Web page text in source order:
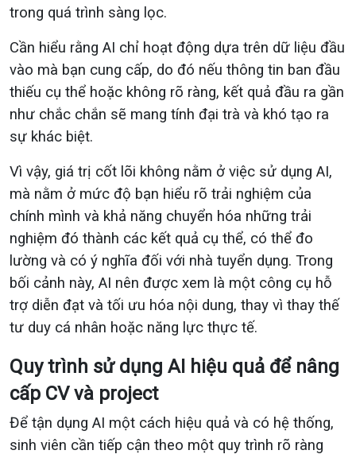
trong quá trình sàng lọc.
Cần hiểu rằng AI chỉ hoạt động dựa trên dữ liệu đầu
vào mà bạn cung cấp, do đó nếu thông tin ban đầu
thiếu cụ thể hoặc không rõ ràng, kết quả đầu ra gần
như chắc chắn sẽ mang tính đại trà và khó tạo ra
sự khác biệt.
Vì vậy, giá trị cốt lõi không nằm ở việc sử dụng AI,
mà nằm ở mức độ bạn hiểu rõ trải nghiệm của
chính mình và khả năng chuyển hóa những trải
nghiệm đó thành các kết quả cụ thể, có thể đo
lường và có ý nghĩa đối với nhà tuyển dụng. Trong
bối cảnh này, AI nên được xem là một công cụ hỗ
trợ diễn đạt và tối ưu hóa nội dung, thay vì thay thế
tư duy cá nhân hoặc năng lực thực tế.
Quy trình sử dụng AI hiệu quả để nâng
cấp CV và project
Để tận dụng AI một cách hiệu quả và có hệ thống,
sinh viên cần tiếp cận theo một quy trình rõ ràng